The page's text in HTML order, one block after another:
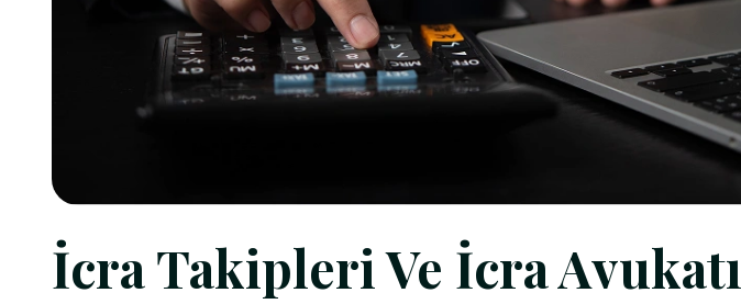
İcra Takipleri Ve İcra Avukatı